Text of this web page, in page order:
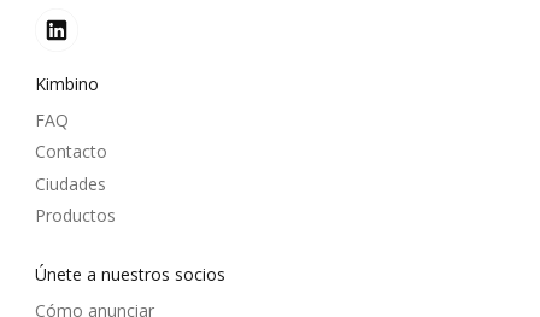
Kimbino
FAQ
Contacto
Ciudades
Productos
Únete a nuestros socios
Cómo anunciar